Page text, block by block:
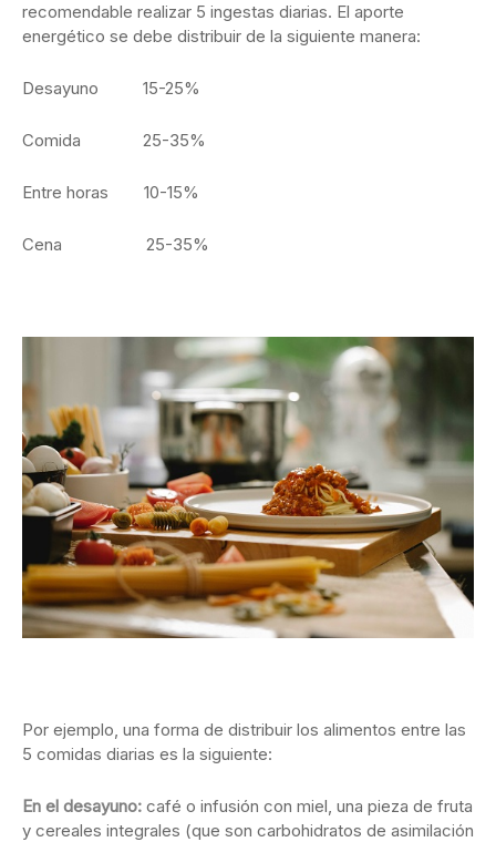
recomendable realizar 5 ingestas diarias. El aporte
energético se debe distribuir de la siguiente manera:
Desayuno 15-25%
Comida 25-35%
Entre horas 10-15%
Cena 25-35%
Por ejemplo, una forma de distribuir los alimentos entre las
5 comidas diarias es la siguiente:
En el desayuno: café o infusión con miel, una pieza de fruta
y cereales integrales (que son carbohidratos de asimilación